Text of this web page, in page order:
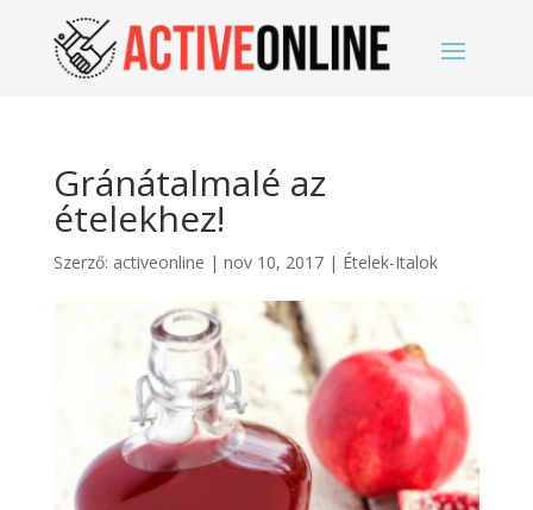
Gránátalmalé az
ételekhez!
Szerző: activeonline | nov 10, 2017| Ételek-Italok